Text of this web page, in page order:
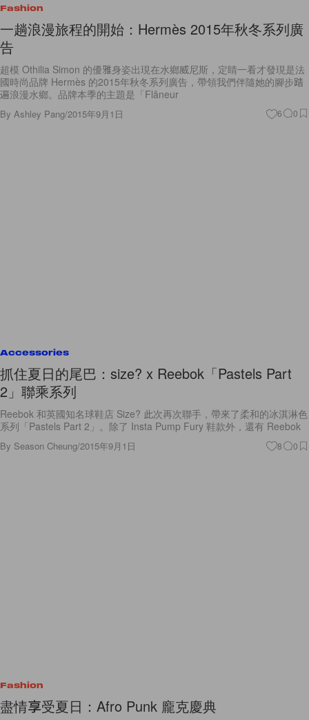
Fashion
一趟浪漫旅程的開始：Hermès 2015年秋冬系列廣
告
超模 Othilia Simon 的優雅身姿出現在水鄉威尼斯，定睛一看才發現是法
國時尚品牌 Hermès 的2015年秋冬系列廣告，帶領我們伴隨她的腳步踏
遍浪漫水鄉。品牌本季的主題是「Flâneur
By Ashley Pang/2015年9月1日 6 0
Accessories
抓住夏日的尾巴：size? x Reebok「Pastels Part
2」聯乘系列
Reebok 和英國知名球鞋店 Size? 此次再次聯手，帶來了柔和的冰淇淋色
系列「Pastels Part 2」。除了 Insta Pump Fury 鞋款外，還有 Reebok
By Season Cheung/2015年9月1日 8 0
Fashion
盡情享受夏日：Afro Punk 龐克慶典